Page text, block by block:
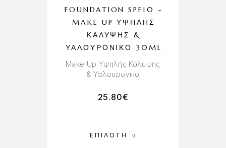
ΕΠΙΛΟΓΉ
FOUNDATION SPF10 –
MAKE UP ΥΨΗΛΉΣ
ΚΆΛΥΨΗΣ &
ΥΑΛΟΥΡΟΝΙΚΌ 30ML
Make Up Υψηλής Κάλυψης
& Υαλουρονικό
25.80€